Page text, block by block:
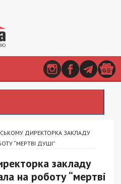
ДИРЕКТОРКА ЗАКЛАДУ
“МЕРТВІ ДУШІ”
закладу
на роботу “мертві